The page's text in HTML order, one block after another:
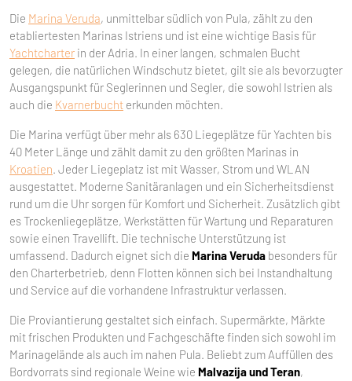
Die Marina Veruda, unmittelbar südlich von Pula, zählt zu den
etabliertesten Marinas Istriens und ist eine wichtige Basis für
Yachtcharter in der Adria. In einer langen, schmalen Bucht
gelegen, die natürlichen Windschutz bietet, gilt sie als bevorzugter
Ausgangspunkt für Seglerinnen und Segler, die sowohl Istrien als
auch die Kvarnerbucht erkunden möchten.
Die Marina verfügt über mehr als 630 Liegeplätze für Yachten bis
40 Meter Länge und zählt damit zu den größten Marinas in
Kroatien. Jeder Liegeplatz ist mit Wasser, Strom und WLAN
ausgestattet. Moderne Sanitäranlagen und ein Sicherheitsdienst
rund um die Uhr sorgen für Komfort und Sicherheit. Zusätzlich gibt
es Trockenliegeplätze, Werkstätten für Wartung und Reparaturen
sowie einen Travellift. Die technische Unterstützung ist
umfassend. Dadurch eignet sich die Marina Veruda besonders für
den Charterbetrieb, denn Flotten können sich bei Instandhaltung
und Service auf die vorhandene Infrastruktur verlassen.
Die Proviantierung gestaltet sich einfach. Supermärkte, Märkte
mit frischen Produkten und Fachgeschäfte finden sich sowohl im
Marinagelände als auch im nahen Pula. Beliebt zum Auffüllen des
Bordvorrats sind regionale Weine wie Malvazija und Teran,